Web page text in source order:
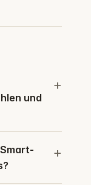
und